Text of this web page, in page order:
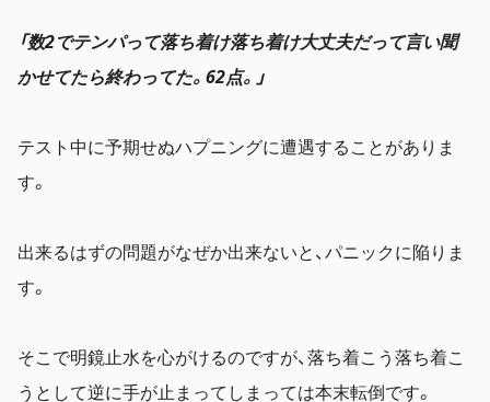
「数2でテンパって落ち着け落ち着け大丈夫だって言い聞
かせてたら終わってた。62点。」
テスト中に予期せぬハプニングに遭遇することがありま
す。
出来るはずの問題がなぜか出来ないと、パニックに陥りま
す。
そこで明鏡止水を心がけるのですが、落ち着こう落ち着こ
うとして逆に手が止まってしまっては本末転倒です。